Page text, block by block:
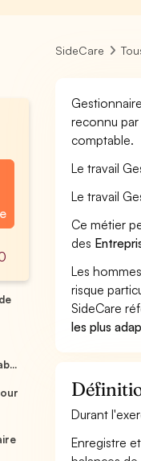
SideCare
reconnu
comptable.
Le travail
Le travail
Ce métier
des
Les
risque
SideCare
les plus
Durant
Enregistre